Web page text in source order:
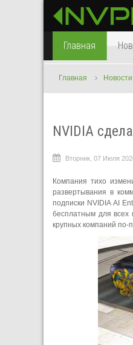
Главная
Главная Новости
NVIDIA
Вторник, 07 Июля
Компания тихо
развертывания в
подписки NVIDIA AI
бесплатным для всех
крупных компаний по-